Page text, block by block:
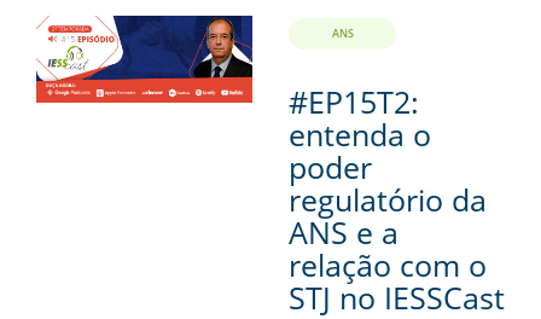
ANS
#EP15T2:
entenda o
poder
regulatório da
ANS e a
relação com o
STJ no IESSCast